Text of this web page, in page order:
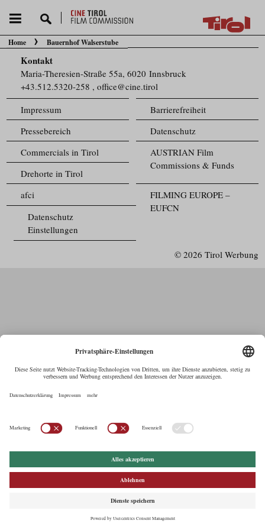
Sie befinden sich hier:
Home Bauernhof Walserstube
Kontakt
Maria-Theresien-Straße 55a, 6020 Innsbruck
+43.512.5320-258 ,office@cine.tirol
Impressum
Barrierefreiheit
Pressebereich
Datenschutz
Commercials in Tirol
AUSTRIAN Film
Commissions & Funds
Drehorte in Tirol
FILMING EUROPE –
EUFCN
afci
Datenschutz
Einstellungen
© 2026 Tirol Werbung